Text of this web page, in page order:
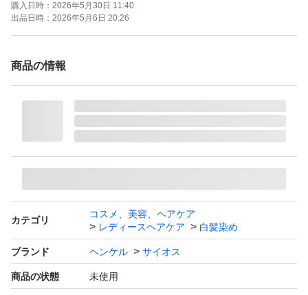
プ。
◆製品特長
2.放置時間はたった5分。手軽に時短白髪ケア
4.ダブルケラチン*配合で、ダメージ補修
（羊毛）
加水分解ケラチン（羊毛）
◆独自の濃厚カラー処方で、たった一回で白髪が染まる
購入日時： 2026年5月30日 11:40
出品日時： 2026年5月6日 20:26
商品の情報
カテゴリ
コスメ、美容、ヘアケア
レディースヘアケア
白髪染め
ブランド ヘンケル サイオス
商品の状態 未使用